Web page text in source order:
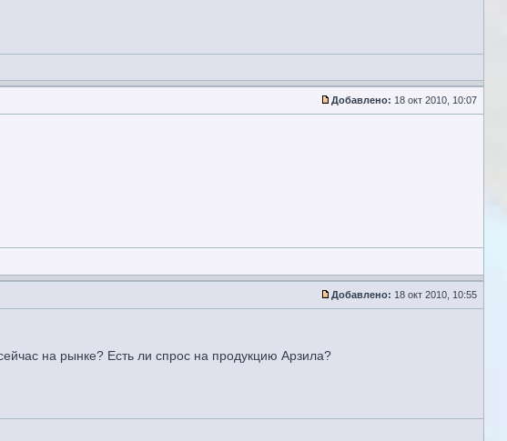
Добавлено: 18 окт 2010, 10:07
Добавлено: 18 окт 2010, 10:55
на рынке? Есть ли спрос на продукцию Арзила?